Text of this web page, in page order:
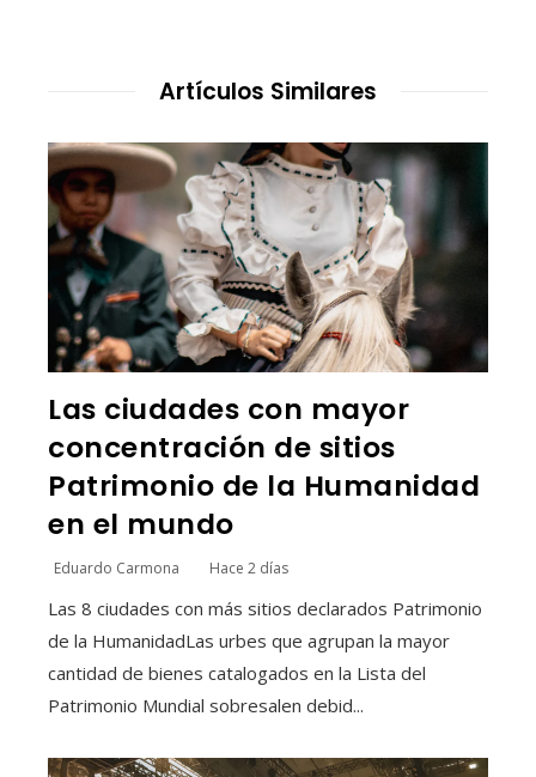
Artículos Similares
Las ciudades con mayor
concentración de sitios
Patrimonio de la Humanidad
en el mundo
Eduardo Carmona Hace 2 días
Las 8 ciudades con más sitios declarados Patrimonio
de la HumanidadLas urbes que agrupan la mayor
cantidad de bienes catalogados en la Lista del
Patrimonio Mundial sobresalen debid...